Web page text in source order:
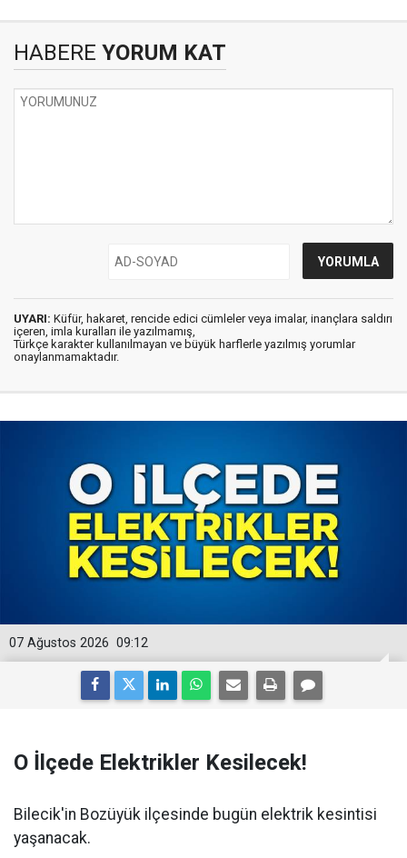
HABERE YORUM KAT
UYARI: Küfür, hakaret, rencide edici cümleler veya imalar, inançlara saldırı
içeren, imla kuralları ile yazılmamış,
Türkçe karakter kullanılmayan ve büyük harflerle yazılmış yorumlar
onaylanmamaktadır.
09:12
07 Ağustos 2026
O İlçede Elektrikler Kesilecek!
Bilecik'in Bozüyük ilçesinde bugün elektrik kesintisi
yaşanacak.